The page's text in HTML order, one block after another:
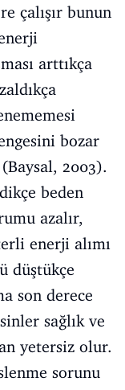
çalışır bunun
arttıkça
bozar
2003).
beden
azalır,
enerji alımı
düştükçe
son derece
sağlık ve
yetersiz olur.
sorunu